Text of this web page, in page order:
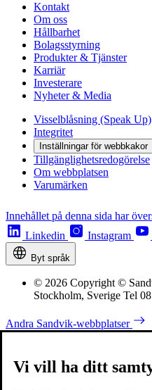
Kontakt
Om oss
Hållbarhet
Bolagsstyrning
Produkter & Tjänster
Karriär
Investerare
Nyheter & Media
Visselblåsning (Speak Up)
Integritet
Inställningar för webbkakor
Tillgänglighetsredogörelse
Om webbplatsen
Varumärken
Innehållet på denna sida har
Linkedin
Instagram
Byt språk
© 2026 Copyright ©
Stockholm, Sverige Tel
Andra Sandvik-webbplatser
Vi vill ha ditt